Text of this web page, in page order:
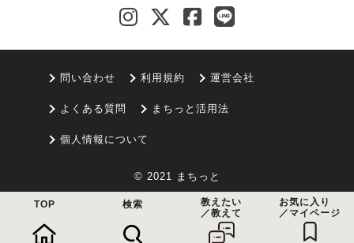
問い合わせ 利用規約 運営会社
よくある質問 まちっと活用法
個人情報について
© 2021 まちっと
TOP 検索
教えたい
／教えて
お気に入り
／マイページ